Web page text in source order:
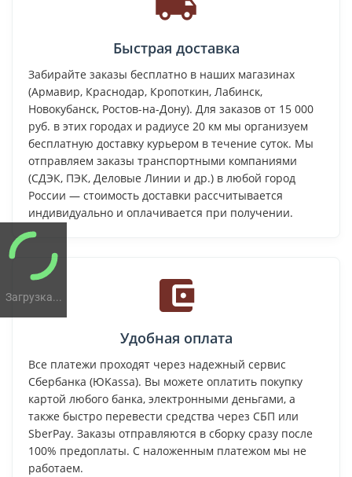
Загрузка...
Быстрая доставка
Забирайте заказы бесплатно в наших магазинах
(Армавир, Краснодар, Кропоткин, Лабинск,
Новокубанск, Ростов-на-Дону). Для заказов от 15 000
руб. в этих городах и радиусе 20 км мы организуем
бесплатную доставку курьером в течение суток. Мы
отправляем заказы транспортными компаниями
(СДЭК, ПЭК, Деловые Линии и др.) в любой город
России — стоимость доставки рассчитывается
индивидуально и оплачивается при получении.
Удобная оплата
Все платежи проходят через надежный сервис
Сбербанка (ЮKassa). Вы можете оплатить покупку
картой любого банка, электронными деньгами, а
также быстро перевести средства через СБП или
SberPay. Заказы отправляются в сборку сразу после
100% предоплаты. С наложенным платежом мы не
работаем.